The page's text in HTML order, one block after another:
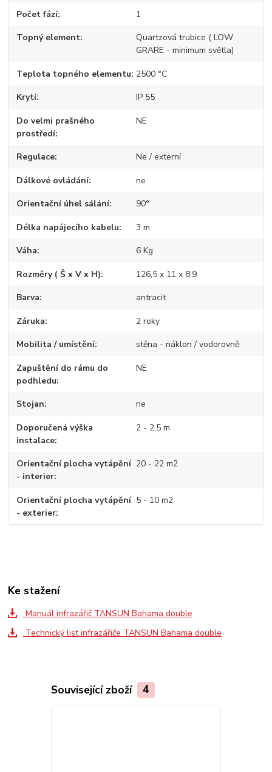
Počet fází 1
Topný element
Quartzová trubice ( LOW
GRARE - minimum světla)
Teplota topného elementu 2500 °C
Krytí IP 55
Do velmi prašného
prostředí
NE
Regulace Ne / externí
Dálkové ovládání ne
Orientační úhel sálání 90°
Délka napájecího kabelu 3 m
Váha 6 Kg
Rozměry ( Š x V x H) 126,5 x 11 x 8,9
Barva antracit
Záruka 2 roky
Mobilita / umístění stěna - náklon / vodorovně
Zapuštění do rámu do
podhledu
NE
Stojan ne
Doporučená výška
instalace
2 - 2,5 m
Orientační plocha vytápění
- interier
20 - 22 m2
Orientační plocha vytápění
- exterier
5 - 10 m2
Ke stažení
Manuál infrazářič TANSUN Bahama double
Technický list infrazářiče TANSUN Bahama double
Související zboží 4